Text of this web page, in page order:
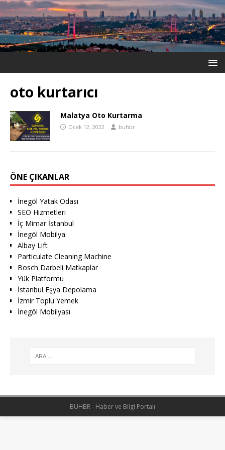
oto kurtarıcı
Malatya Oto Kurtarma
Ocak 12, 2022 buhbr
ÖNE ÇIKANLAR
İnegöl Yatak Odası
SEO Hizmetleri
İç Mimar İstanbul
İnegöl Mobilya
Albay Lift
Particulate Cleaning Machine
Bosch Darbeli Matkaplar
Yük Platformu
İstanbul Eşya Depolama
İzmir Toplu Yemek
İnegöl Mobilyası
BUHBR - Haber ve Bilgi Portalı